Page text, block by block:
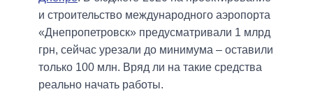
и строительство международного аэропорта
«Днепропетровск» предусматривали 1 млрд
грн, сейчас урезали до минимума – оставили
только 100 млн. Вряд ли на такие средства
реально начать работы.